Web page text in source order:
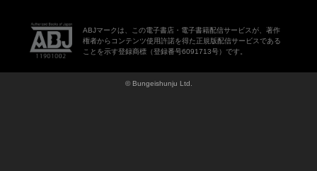
ABJマークは、この電子書店・電子書籍配信サービスが、著作
権者からコンテンツ使用許諾を得た正規版配信サービスである
ことを示す登録商標（登録番号6091713号）です。
© Bungeishunju Ltd.